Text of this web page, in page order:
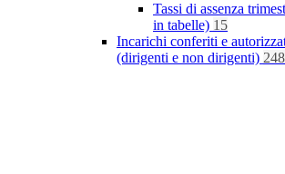
Tassi di assenza
in tabelle) 15
Incarichi conferiti e
(dirigenti e non dirigenti) 248